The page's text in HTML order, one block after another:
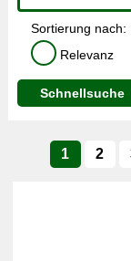
Sortierung nach:
Relevanz
Schnellsuche
1 2